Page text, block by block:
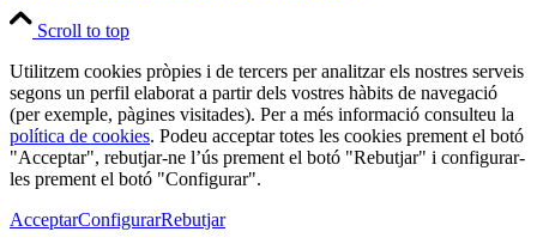
Scroll to top
Utilitzem cookies pròpies i de tercers per analitzar els nostres serveis
segons un perfil elaborat a partir dels vostres hàbits de navegació
(per exemple, pàgines visitades). Per a més informació consulteu la
política de cookies. Podeu acceptar totes les cookies prement el botó
"Acceptar", rebutjar-ne l’ús prement el botó "Rebutjar" i configurar-
les prement el botó "Configurar".
AcceptarConfigurarRebutjar